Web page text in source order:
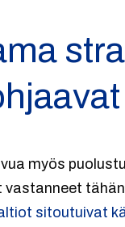
myös
sitoutuivat